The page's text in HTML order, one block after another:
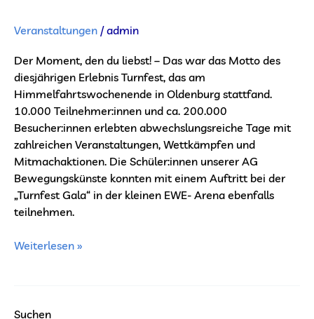
Veranstaltungen /admin
Der Moment, den du liebst! – Das war das Motto des
diesjährigen Erlebnis Turnfest, das am
Himmelfahrtswochenende in Oldenburg stattfand.
10.000 Teilnehmer:innen und ca. 200.000
Besucher:innen erlebten abwechslungsreiche Tage mit
zahlreichen Veranstaltungen, Wettkämpfen und
Mitmachaktionen. Die Schüler:innen unserer AG
Bewegungskünste konnten mit einem Auftritt bei der
„Turnfest Gala“ in der kleinen EWE- Arena ebenfalls
teilnehmen.
Weiterlesen »
Suchen